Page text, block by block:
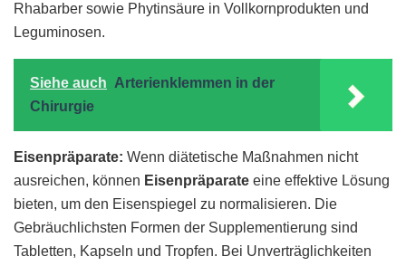
Rhabarber sowie Phytinsäure in Vollkornprodukten und
Leguminosen.
Siehe auch Arterienklemmen in der
Chirurgie
Eisenpräparate: Wenn diätetische Maßnahmen nicht
ausreichen, können Eisenpräparate eine effektive Lösung
bieten, um den Eisenspiegel zu normalisieren. Die
Gebräuchlichsten Formen der Supplementierung sind
Tabletten, Kapseln und Tropfen. Bei Unverträglichkeiten